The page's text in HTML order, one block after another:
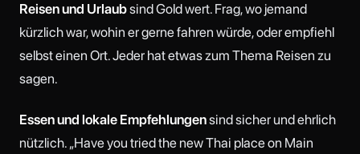
Reisen und Urlaubsind Gold wert. Frag, wo jemand
kürzlich war, wohin er gerne fahren würde, oder empfiehl
selbst einen Ort. Jeder hat etwas zum Thema Reisen zu
sagen.
Essen und lokale Empfehlungensind sicher und ehrlich
nützlich. „Have you tried the new Thai place on Main